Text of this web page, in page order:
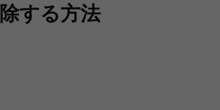
する方法